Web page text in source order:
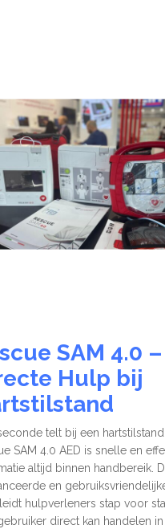
SAM 4.0 –
Hulp bij
telt bij een
SAM 4.0 AED is snelle en
altijd binnen handbereik.
en
hulpverleners stap voor
direct kan handelen in